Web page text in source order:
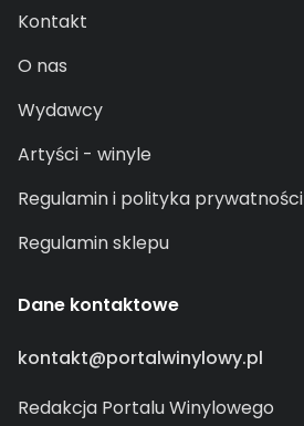
Kontakt
O nas
Wydawcy
Artyści - winyle
Regulamin i polityka prywatności
Regulamin sklepu
Dane kontaktowe
kontakt@portalwinylowy.pl
Redakcja Portalu Winylowego